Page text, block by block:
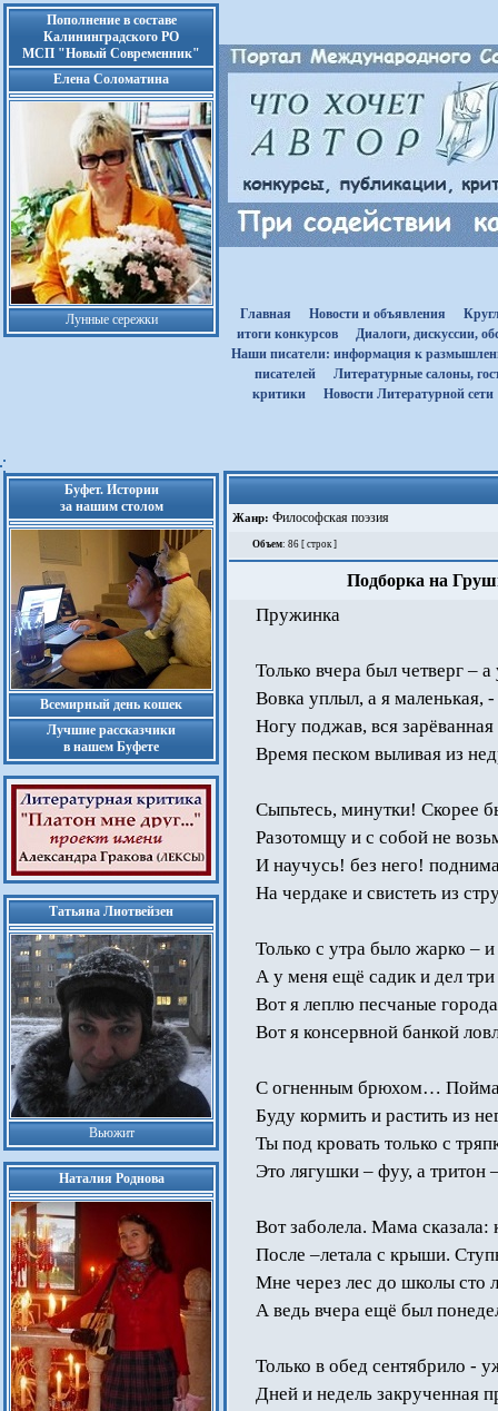
Пополнение в составе
Калининградского РО
МСП "Новый Современник"
Елена Соломатина
Лунные сережки Главная Новости и объявления
итоги конкурсов
Диалоги, дискуссии,
Наши писатели: информация к
писателей
Литературные салоны,
критики
Новости Литературной сети
Буфет. Истории
за нашим столом
Всемирный день кошек
Лучшие рассказчики
в нашем Буфете
Татьяна Лиотвейзен
Вьюжит
Наталия Роднова
Жанр: Философская поэзия
Объем: 86 [ строк ]
Подборка на
Пружинка
Только вчера был четверг –
Вовка уплыл, а я маленькая,
Ногу поджав, вся
Время песком выливая из
Сыпьтесь, минутки! Скорее
Разотомщу и с собой не
И научусь! без него!
На чердаке и свистеть из
Только с утра было жарко –
А у меня ещё садик и дел
Вот я леплю песчаные
Вот я консервной банкой
С огненным брюхом…
Буду кормить и растить из
Ты под кровать только с
Это лягушки – фуу, а тритон
Вот заболела. Мама сказала:
После –летала с крыши.
Мне через лес до школы сто
А ведь вчера ещё был
Только в обед сентябрило -
Дней и недель закрученная